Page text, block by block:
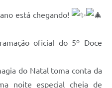
está chegando!
oficial do 5º Doce
do Natal toma conta da
noite especial cheia de